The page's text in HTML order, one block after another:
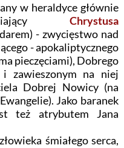
w heraldyce głównie
Chrystusa
- zwycięstwo nad
- apokaliptycznego
pieczęciami), Dobrego
i zawieszonym na niej
Dobrej Nowicy (na
Jako baranek
też atrybutem Jana
śmiałego serca,